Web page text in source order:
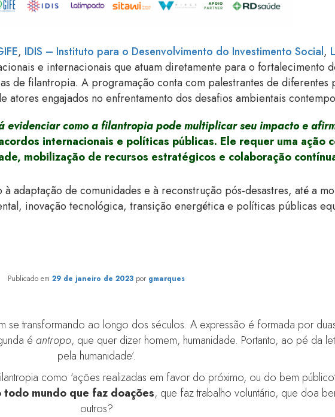
, IDIS – Instituto para o Desenvolvimento do Investimento Social,
e internacionais que atuam diretamente para o fortalecimento
de filantropia. A programação conta com palestrantes de diferentes
engajados no enfrentamento dos desafios ambientais
evidenciar como a filantropia pode multiplicar seu impacto e
internacionais e políticas públicas. Ele requer uma ação
mobilização de recursos estratégicos e colaboração
adaptação de comunidades e à reconstrução pós-desastres, até a
inovação tecnológica, transição energética e políticas públicas
Publicado em 29 de janeiro de 2023 por gmarques
se transformando ao longo dos séculos. A expressão é formada por
é antropo, que quer dizer homem, humanidade. Portanto, ao pé da
pela humanidade’.
como ‘ações realizadas em favor do próximo, ou do bem
mundo que faz doações, que faz trabalho voluntário, que doa
outros?